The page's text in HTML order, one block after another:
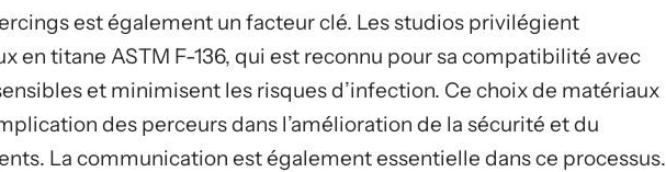
est également un facteur clé. Les studios privilégient
en titane ASTM F-136, qui est reconnu pour sa compatibilité avec
et minimisent les risques d’infection. Ce choix de matériaux
des perceurs dans l’amélioration de la sécurité et du
La communication est également essentielle dans ce processus.